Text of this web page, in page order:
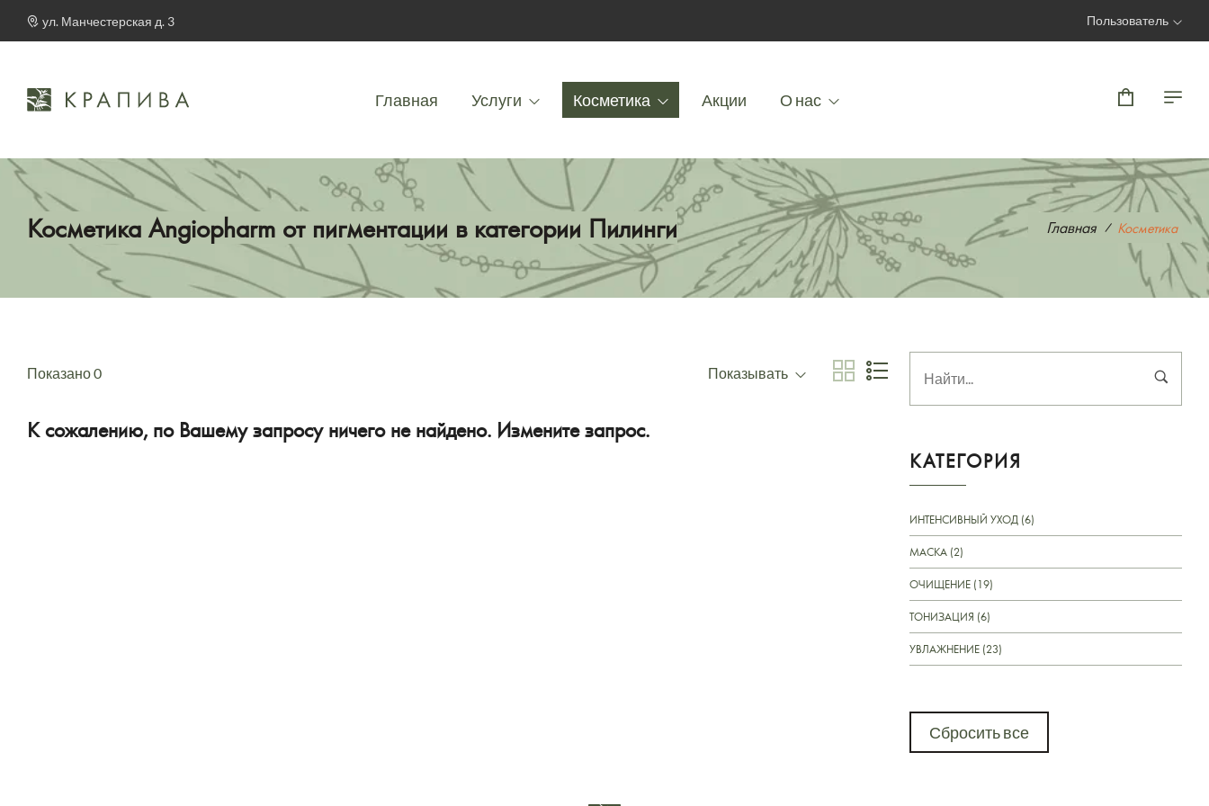
ул. Манчестерская д. 3 Пользователь
Главная Услуги Косметика Акции О нас
Косметика Angiopharm от пигментации в категории Пилинги Главная Косметика
Показано 0 Показывать
К сожалению, по Вашему запросу ничего не найдено. Измените запрос.
КАТЕГОРИЯ
ИНТЕНСИВНЫЙ УХОД (6)
МАСКА (2)
ОЧИЩЕНИЕ (19)
ТОНИЗАЦИЯ (6)
УВЛАЖНЕНИЕ (23)
Сбросить все